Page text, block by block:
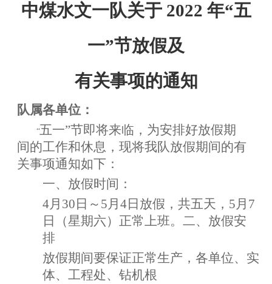
中煤水文一队关于 2022 年“五
一”节放假及
有关事项的通知
队属各单位：
“五一”节即将来临，为安排好放假期
间的工作和休息，现将我队放假期间的有
关事项通知如下：
一、放假时间：
4月30日～5月4日放假，共五天，5月7
日（星期六）正常上班。二、放假安
排
放假期间要保证正常生产，各单位、实
体、工程处、钻机根